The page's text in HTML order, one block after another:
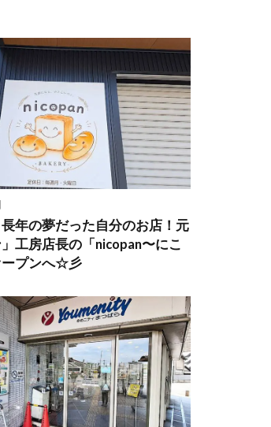
長年の夢だった自分のお店！元
」工房店長の「nicopan〜にこ
ープンへ☆彡